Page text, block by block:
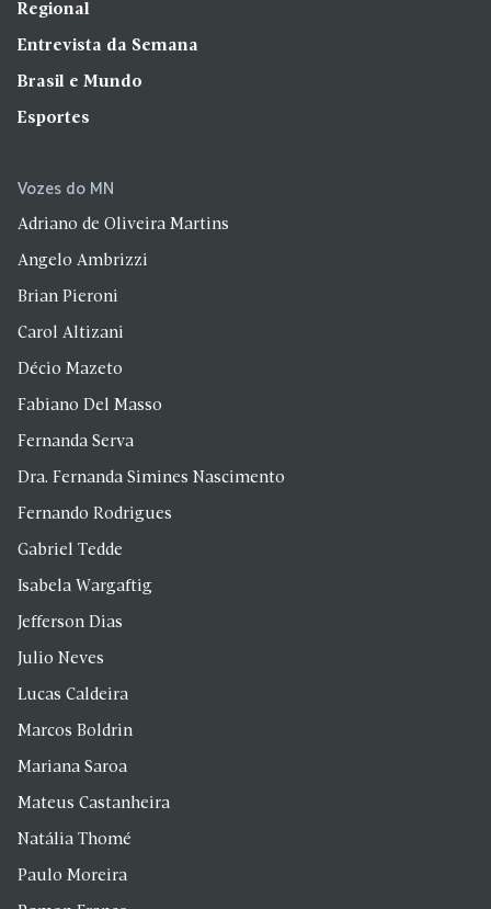
Regional
Entrevista da Semana
Brasil e Mundo
Esportes
Vozes do MN
Adriano de Oliveira Martins
Angelo Ambrizzi
Brian Pieroni
Carol Altizani
Décio Mazeto
Fabiano Del Masso
Fernanda Serva
Dra. Fernanda Simines Nascimento
Fernando Rodrigues
Gabriel Tedde
Isabela Wargaftig
Jefferson Dias
Julio Neves
Lucas Caldeira
Marcos Boldrin
Mariana Saroa
Mateus Castanheira
Natália Thomé
Paulo Moreira